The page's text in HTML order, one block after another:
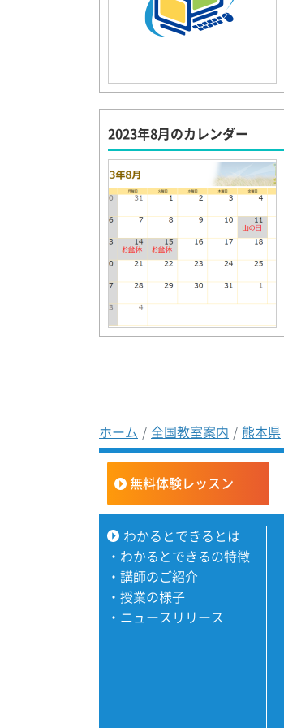
2023年8月のカレンダー
ホーム 全国教室案内 熊本県
無料体験レッスン
わかるとできるとは
・ わかるとできるの特徴
・ 講師のご紹介
・ 授業の様子
・ ニュースリリース